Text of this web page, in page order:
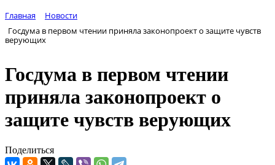
Главная
Новости
Госдума в первом чтении приняла законопроект о защите чувств
верующих
Госдума в первом чтении
приняла законопроект о
защите чувств верующих
Поделиться